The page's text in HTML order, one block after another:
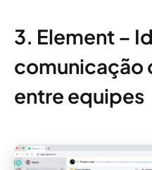
3. Element –
comunicação
entre equipes